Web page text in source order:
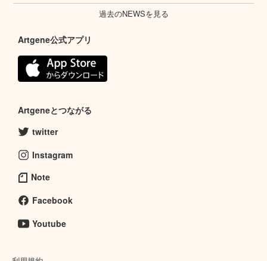
過去のNEWSを見る
Artgene公式アプリ
Artgeneとつながる
twitter
Instagram
Note
Facebook
Youtube